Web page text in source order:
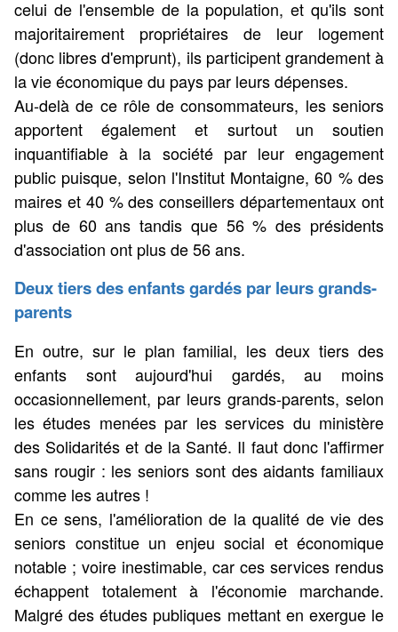
celui de l'ensemble de la population, et qu'ils sont
majoritairement propriétaires de leur logement
(donc libres d'emprunt), ils participent grandement à
la vie économique du pays par leurs dépenses.
Au-delà de ce rôle de consommateurs, les seniors
apportent également et surtout un soutien
inquantifiable à la société par leur engagement
public puisque, selon l'Institut Montaigne, 60 % des
maires et 40 % des conseillers départementaux ont
plus de 60 ans tandis que 56 % des présidents
d'association ont plus de 56 ans.
Deux tiers des enfants gardés par leurs grands-
parents
En outre, sur le plan familial, les deux tiers des
enfants sont aujourd'hui gardés, au moins
occasionnellement, par leurs grands-parents, selon
les études menées par les services du ministère
des Solidarités et de la Santé. Il faut donc l'affirmer
sans rougir : les seniors sont des aidants familiaux
comme les autres !
En ce sens, l'amélioration de la qualité de vie des
seniors constitue un enjeu social et économique
notable ; voire inestimable, car ces services rendus
échappent totalement à l'économie marchande.
Malgré des études publiques mettant en exergue le